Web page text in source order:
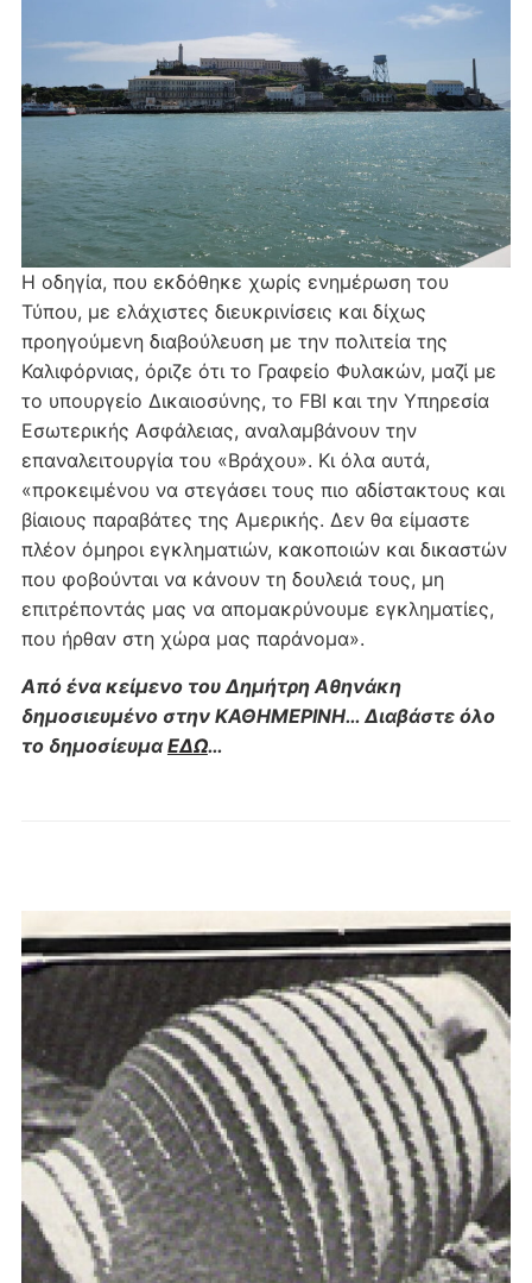
Η οδηγία, που εκδόθηκε χωρίς ενημέρωση του
Τύπου, με ελάχιστες διευκρινίσεις και δίχως
προηγούμενη διαβούλευση με την πολιτεία της
Καλιφόρνιας, όριζε ότι το Γραφείο Φυλακών, μαζί με
το υπουργείο Δικαιοσύνης, το FBI και την Υπηρεσία
Εσωτερικής Ασφάλειας, αναλαμβάνουν την
επαναλειτουργία του «Βράχου». Κι όλα αυτά,
«προκειμένου να στεγάσει τους πιο αδίστακτους και
βίαιους παραβάτες της Αμερικής. Δεν θα είμαστε
πλέον όμηροι εγκληματιών, κακοποιών και δικαστών
που φοβούνται να κάνουν τη δουλειά τους, μη
επιτρέποντάς μας να απομακρύνουμε εγκληματίες,
που ήρθαν στη χώρα μας παράνομα».
Από ένα κείμενο του Δημήτρη Αθηνάκη
δημοσιευμένο στην ΚΑΘΗΜΕΡΙΝΗ… Διαβάστε όλο
το δημοσίευμαΕΔΩ…